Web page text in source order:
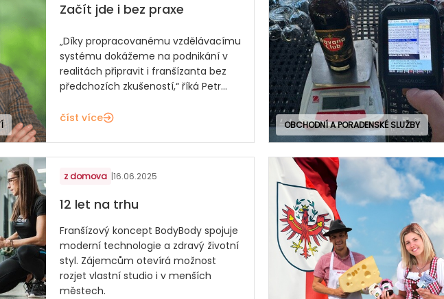
Začít jde i bez praxe
„Díky propracovanému vzdělávacímu
systému dokážeme na podnikání v
realitách připravit i franšízanta bez
předchozích zkušeností,“ říká Petr...
číst více
OBCHODNÍ A PORADENSKÉ SLUŽBY
z domova |16.06.2025
12 let na trhu
Franšízový koncept BodyBody spojuje
moderní technologie a zdravý životní
styl. Zájemcům otevírá možnost
rozjet vlastní studio i v menších
městech.